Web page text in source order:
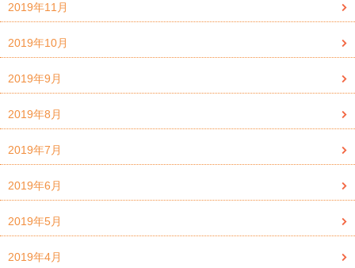
2019年11月
2019年10月
2019年9月
2019年8月
2019年7月
2019年6月
2019年5月
2019年4月